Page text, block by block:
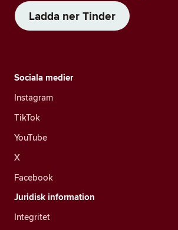
Ladda ner Tinder
Sociala medier
Instagram
TikTok
YouTube
X
Facebook
Juridisk information
Integritet